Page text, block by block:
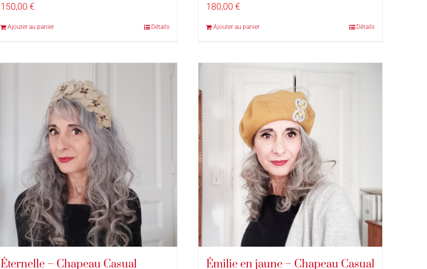
150,00€
Ajouter au panier Détails
180,00 €
Ajouter au panier Détails
Éternelle – Chapeau Casual Émilie en jaune – Chapeau Casual